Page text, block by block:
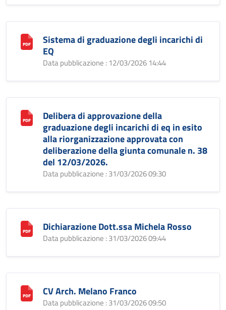
Sistema di graduazione degli incarichi di
EQ
Data pubblicazione : 12/03/2026 14:44
Delibera di approvazione della
graduazione degli incarichi di eq in esito
alla riorganizzazione approvata con
deliberazione della giunta comunale n. 38
del 12/03/2026.
Data pubblicazione : 31/03/2026 09:30
Dichiarazione Dott.ssa Michela Rosso
Data pubblicazione : 31/03/2026 09:44
CV Arch. Melano Franco
Data pubblicazione : 31/03/2026 09:50